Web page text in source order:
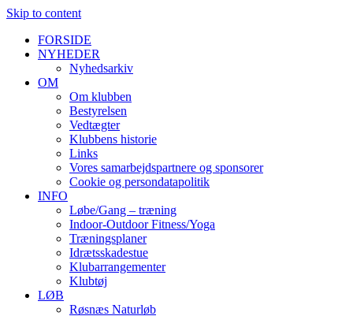
Skip to content
FORSIDE
NYHEDER
Nyhedsarkiv
OM
Om klubben
Bestyrelsen
Vedtægter
Klubbens historie
Links
Vores samarbejdspartnere og sponsorer
Cookie og persondatapolitik
INFO
Løbe/Gang – træning
Indoor-Outdoor Fitness/Yoga
Træningsplaner
Idrætsskadestue
Klubarrangementer
Klubtøj
LØB
Røsnæs Naturløb